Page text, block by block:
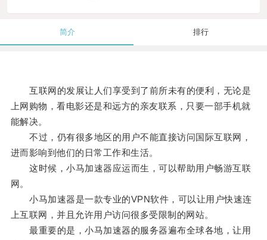
简介 排行
互联网的发展让人们享受到了前所未有的便利，无论是
上网购物，看电影还是和远方的亲友联系，只要一部手机就
能解决。
不过，仍有很多地区的用户不能直接访问国际互联网，
进而影响到他们的日常工作和生活。
这时候，小马加速器应运而生，可以帮助用户畅游互联
网。
小马加速器是一款专业的VPN软件，可以让用户快速连
上互联网，并且允许用户访问很多受限制的网站。
最重要的是，小马加速器的服务器遍布全球各地，让用